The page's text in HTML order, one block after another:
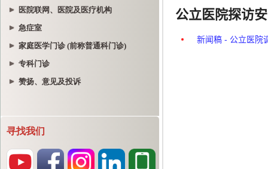
医院联网、医院及医疗机构
急症室
家庭医学门诊 (前称普通科门诊)
专科门诊
赞扬、意见及投诉
寻找我们